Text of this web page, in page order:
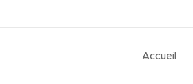
Accueil